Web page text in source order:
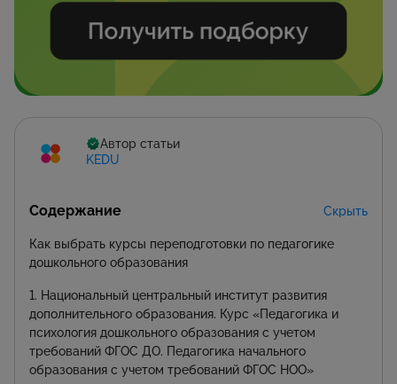
Автор статьи
KEDU
Содержание Скрыть
Как выбрать курсы переподготовки по педагогике
дошкольного образования
1. Национальный центральный институт развития
дополнительного образования. Курс «Педагогика и
психология дошкольного образования с учетом
требований ФГОС ДО. Педагогика начального
образования с учетом требований ФГОС НОО»